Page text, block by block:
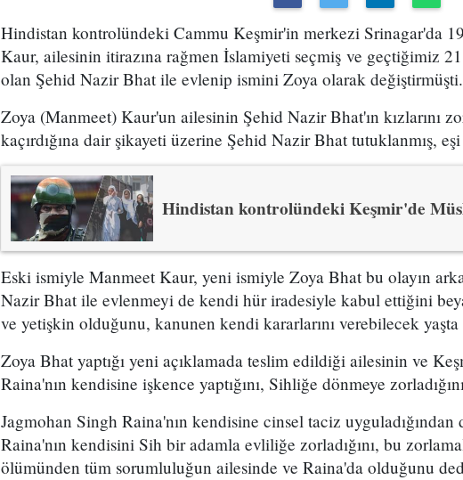
Hindistan kontrolündeki Cammu Keşmir'in merkezi Srinagar'da
Kaur, ailesinin itirazına rağmen İslamiyeti seçmiş ve geçtiğimiz
olan Şehid Nazir Bhat ile evlenip ismini Zoya olarak değiştirmüşti.
Zoya (Manmeet) Kaur'un ailesinin Şehid Nazir Bhat'ın kızlarını
kaçırdığına dair şikayeti üzerine Şehid Nazir Bhat tutuklanmış,
Hindistan kontrolündeki Keşmir'de
Eski ismiyle Manmeet Kaur, yeni ismiyle Zoya Bhat bu olayın
Nazir Bhat ile evlenmeyi de kendi hür iradesiyle kabul ettiğini
ve yetişkin olduğunu, kanunen kendi kararlarını verebilecek
Zoya Bhat yaptığı yeni açıklamada teslim edildiği ailesinin ve
Raina'nın kendisine işkence yaptığını, Sihliğe dönmeye
Jagmohan Singh Raina'nın kendisine cinsel taciz
Raina'nın kendisini Sih bir adamla evliliğe zorladığını, bu
ölümünden tüm sorumluluğun ailesinde ve Raina'da olduğunu